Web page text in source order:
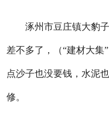
涿州市豆庄镇大豹子
差不多了，（“建材大集
点沙子也没要钱，水泥
修。